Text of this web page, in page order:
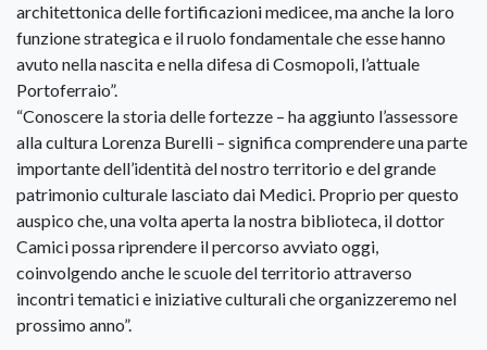
architettonica delle fortificazioni medicee, ma anche la loro
funzione strategica e il ruolo fondamentale che esse hanno
avuto nella nascita e nella difesa di Cosmopoli, l’attuale
Portoferraio”.
“Conoscere la storia delle fortezze – ha aggiunto l’assessore
alla cultura Lorenza Burelli – significa comprendere una parte
importante dell’identità del nostro territorio e del grande
patrimonio culturale lasciato dai Medici. Proprio per questo
auspico che, una volta aperta la nostra biblioteca, il dottor
Camici possa riprendere il percorso avviato oggi,
coinvolgendo anche le scuole del territorio attraverso
incontri tematici e iniziative culturali che organizzeremo nel
prossimo anno”.